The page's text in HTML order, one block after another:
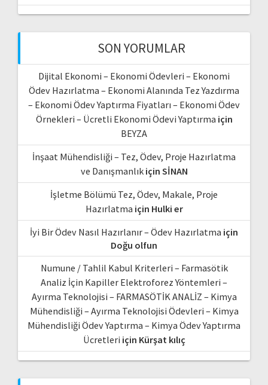
SON YORUMLAR
Dijital Ekonomi – Ekonomi Ödevleri – Ekonomi
Ödev Hazırlatma – Ekonomi Alanında Tez Yazdırma
– Ekonomi Ödev Yaptırma Fiyatları – Ekonomi Ödev
Örnekleri – Ücretli Ekonomi Ödevi Yaptırma için
BEYZA
İnşaat Mühendisliği – Tez, Ödev, Proje Hazırlatma
ve Danışmanlıkiçin SİNAN
İşletme Bölümü Tez, Ödev, Makale, Proje
Hazırlatma için Hulki er
İyi Bir Ödev Nasıl Hazırlanır – Ödev Hazırlatma için
Doğu olfun
Numune / Tahlil Kabul Kriterleri – Farmasötik
Analiz İçin Kapiller Elektroforez Yöntemleri –
Ayırma Teknolojisi – FARMASÖTİK ANALİZ – Kimya
Mühendisliği – Ayırma Teknolojisi Ödevleri – Kimya
Mühendisliği Ödev Yaptırma – Kimya Ödev Yaptırma
Ücretleri için Kürşat kılıç